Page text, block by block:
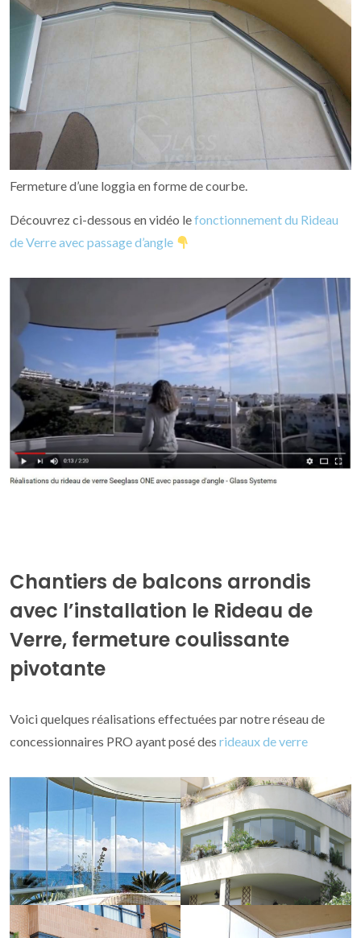
Fermeture d’une loggia en forme de courbe.
Découvrez ci-dessous en vidéo lefonctionnement du Rideau
de Verre avec passage d’angle
Chantiers de balcons arrondis
avec l’installation le Rideau de
Verre, fermeture coulissante
pivotante
Voici quelques réalisations effectuées par notre réseau de
concessionnaires PRO ayant posé des rideaux de verre